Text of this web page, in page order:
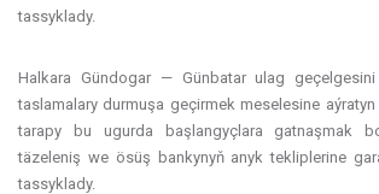
tassyklady.
Halkara Gündogar — Günbatar ulag
taslamalary durmuşa geçirmek meselesine
tarapy bu ugurda başlangyçlara gatnaşmak
täzeleniş we ösüş bankynyň anyk tekliplerine
tassyklady.